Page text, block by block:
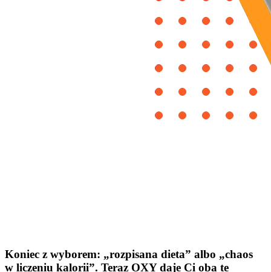
Koniec z wyborem: „rozpisana dieta” albo „chaos
w liczeniu kalorii”. Teraz OXY daje Ci oba te